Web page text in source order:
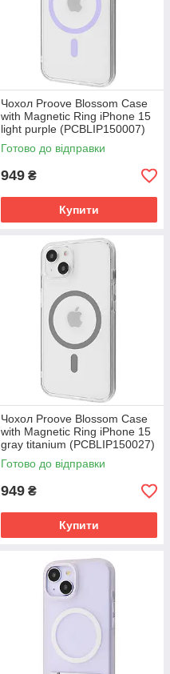
Чохол Proove Blossom Case
with Magnetic Ring iPhone 15
light purple (PCBLIP150007)
Готово до відправки
949 ₴
Купити
Чохол Proove Blossom Case
with Magnetic Ring iPhone 15
gray titanium (PCBLIP150027)
Готово до відправки
949 ₴
Купити